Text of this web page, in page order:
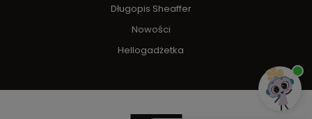
Długopis Sheaffer
Nowości
Hellogadżetka